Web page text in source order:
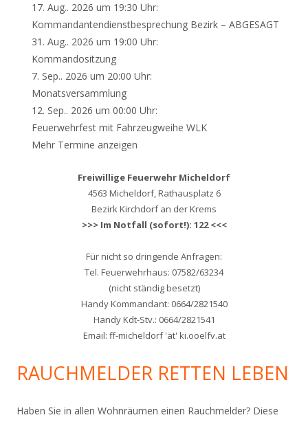
17. Aug.. 2026 um 19:30 Uhr:
Kommandantendienstbesprechung Bezirk – ABGESAGT
31. Aug.. 2026 um 19:00 Uhr:
Kommandositzung
7. Sep.. 2026 um 20:00 Uhr:
Monatsversammlung
12. Sep.. 2026 um 00:00 Uhr:
Feuerwehrfest mit Fahrzeugweihe WLK
Mehr Termine anzeigen
Freiwillige Feuerwehr Micheldorf
4563 Micheldorf, Rathausplatz 6
Bezirk Kirchdorf an der Krems
>>> Im Notfall (sofort!): 122 <<<
Für nicht so dringende Anfragen:
Tel. Feuerwehrhaus: 07582/63234
(nicht ständig besetzt)
Handy Kommandant: 0664/2821540
Handy Kdt-Stv.: 0664/2821541
Email: ff-micheldorf 'ät' ki.ooelfv.at
RAUCHMELDER RETTEN LEBEN
Haben Sie in allen Wohnräumen einen Rauchmelder? Diese